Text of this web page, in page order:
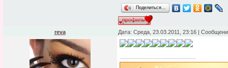
Поделиться…
reva Дата: Среда, 23.03.2011, 23:16 |